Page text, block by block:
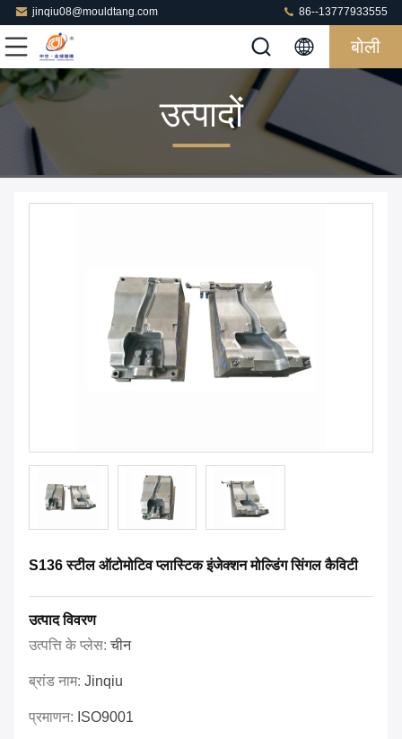
jinqiu08@mouldtang.com 86--13777933555
बोली
उत्पादों
S136 स्टील ऑटोमोटिव प्लास्टिक इंजेक्शन मोल्डिंग सिंगल कैविटी
उत्पाद विवरण
उत्पत्ति के प्लेस:चीन
ब्रांड नाम: Jinqiu
प्रमाणन: ISO9001